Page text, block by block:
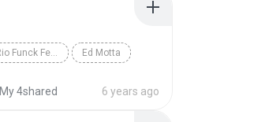
Ed Motta ao vivo Rio Funck Festival Ed Motta
My 4shared 6 years ago